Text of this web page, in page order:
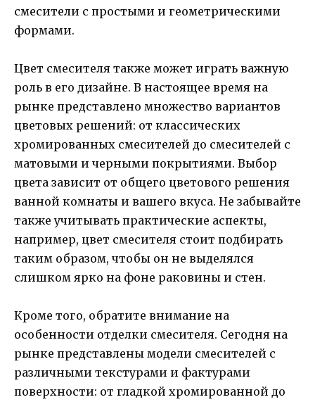
смесители с простыми и геометрическими
формами.
Цвет смесителя также может играть важную
роль в его дизайне. В настоящее время на
рынке представлено множество вариантов
цветовых решений: от классических
хромированных смесителей до смесителей с
матовыми и черными покрытиями. Выбор
цвета зависит от общего цветового решения
ванной комнаты и вашего вкуса. Не забывайте
также учитывать практические аспекты,
например, цвет смесителя стоит подбирать
таким образом, чтобы он не выделялся
слишком ярко на фоне раковины и стен.
Кроме того, обратите внимание на
особенности отделки смесителя. Сегодня на
рынке представлены модели смесителей с
различными текстурами и фактурами
поверхности: от гладкой хромированной до